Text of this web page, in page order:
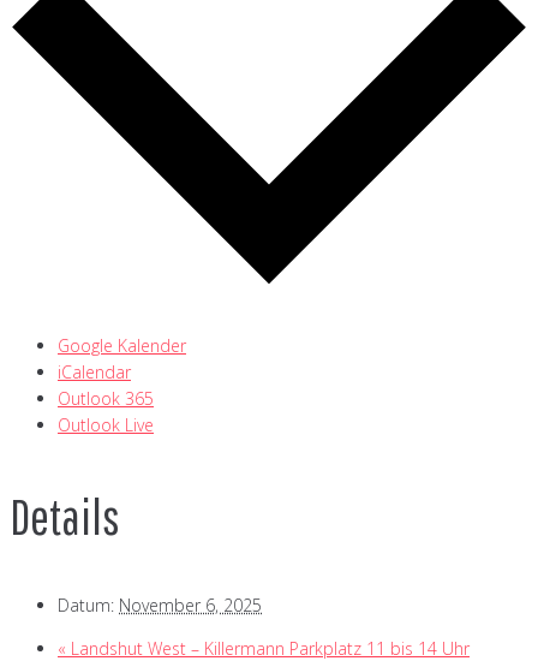
Google Kalender
iCalendar
Outlook 365
Outlook Live
Details
Datum: November 6, 2025
« Landshut West – Killermann Parkplatz 11 bis 14 Uhr